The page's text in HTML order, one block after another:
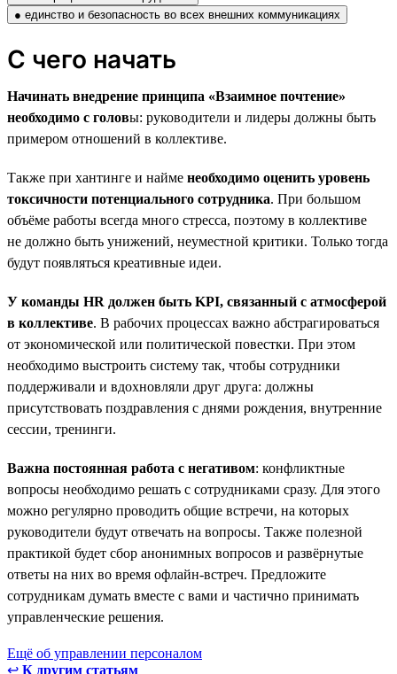
● единство и безопасность во всех внешних коммуникациях
С чего начать
Начинать внедрение принципа «Взаимное почтение»
необходимо с головы: руководители и лидеры должны быть
примером отношений в коллективе.
Также при хантинге и найме необходимо оценить уровень
токсичности потенциального сотрудника. При большом
объёме работы всегда много стресса, поэтому в коллективе
не должно быть унижений, неуместной критики. Только тогда
будут появляться креативные идеи.
У команды HR должен быть KPI, связанный с атмосферой
в коллективе. В рабочих процессах важно абстрагироваться
от экономической или политической повестки. При этом
необходимо выстроить систему так, чтобы сотрудники
поддерживали и вдохновляли друг друга: должны
присутствовать поздравления с днями рождения, внутренние
сессии, тренинги.
Важна постоянная работа с негативом: конфликтные
вопросы необходимо решать с сотрудниками сразу. Для этого
можно регулярно проводить общие встречи, на которых
руководители будут отвечать на вопросы. Также полезной
практикой будет сбор анонимных вопросов и развёрнутые
ответы на них во время офлайн-встреч. Предложите
сотрудникам думать вместе с вами и частично принимать
управленческие решения.
Ещё об управлении персоналом
↩ К другим статьям